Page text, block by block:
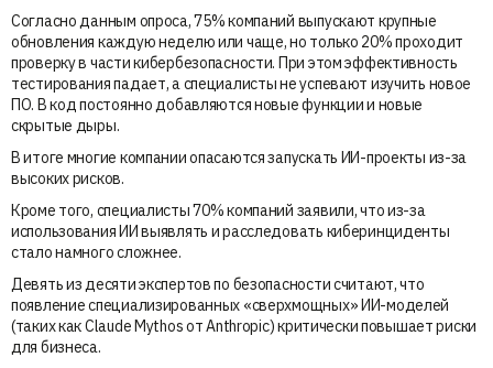
Согласно данным опроса, 75% компаний выпускают крупные
обновления каждую неделю или чаще, но только 20% проходит
проверку в части кибербезопасности. При этом эффективность
тестирования падает, а специалисты не успевают изучить новое
ПО. В код постоянно добавляются новые функции и новые
скрытые дыры.
В итоге многие компании опасаются запускать ИИ-проекты из-за
высоких рисков.
Кроме того, специалисты 70% компаний заявили, что из-за
использования ИИ выявлять и расследовать киберинциденты
стало намного сложнее.
Девять из десяти экспертов по безопасности считают, что
появление специализированных «сверхмощных» ИИ-моделей
(таких как Claude Mythos от Anthropic) критически повышает риски
для бизнеса.